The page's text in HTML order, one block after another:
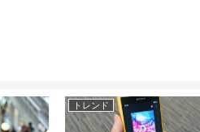
トレンド